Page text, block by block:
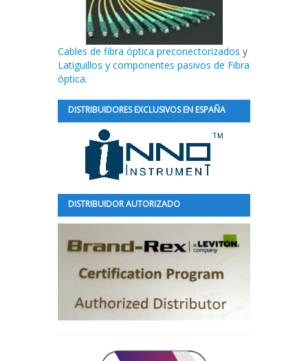
Cables de fibra óptica preconectorizados y
Latiguillos y componentes pasivos de Fibra
óptica.
DISTRIBUIDORES EXCLUSIVOS EN ESPAÑA
DISTRIBUIDOR AUTORIZADO